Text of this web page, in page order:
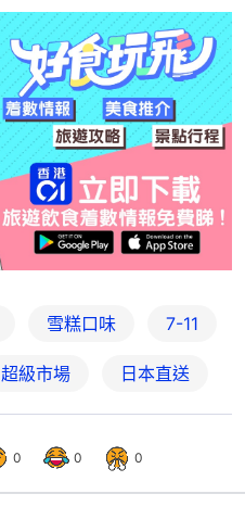
雪糕口味 7-11
超級市場 日本直送
0 0 0